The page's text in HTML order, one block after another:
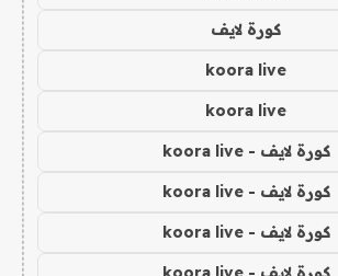
كورة لايف
koora live
koora live
كورة لايف - koora live
كورة لايف - koora live
كورة لايف - koora live